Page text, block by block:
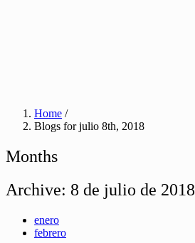
Home /
Blogs for julio 8th, 2018
Months
Archive: 8 de julio de 2018
enero
febrero